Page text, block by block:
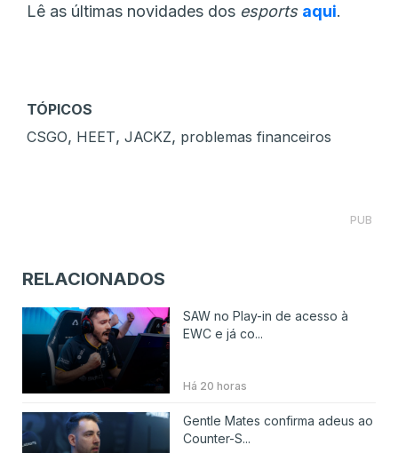
Lê as últimas novidades dos esports aqui.
TÓPICOS
CSGO, HEET, JACKZ, problemas financeiros
PUB
RELACIONADOS
SAW no Play-in de acesso à
EWC e já co...
Há 20 horas
Gentle Mates confirma adeus ao
Counter-S...